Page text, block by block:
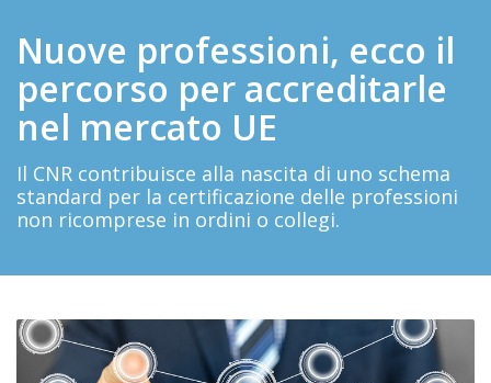
Nuove professioni, ecco il
percorso per accreditarle
nel mercato UE
Il CNR contribuisce alla nascita di uno schema
standard per la certificazione delle professioni
non ricomprese in ordini o collegi.